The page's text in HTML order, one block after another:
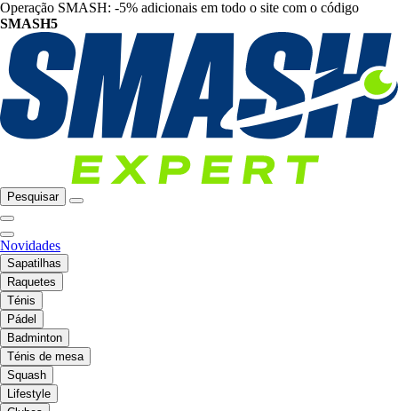
Operação SMASH: -5% adicionais em todo o site com o código
SMASH5
Pesquisar
Novidades
Sapatilhas
Raquetes
Ténis
Pádel
Badminton
Ténis de mesa
Squash
Lifestyle